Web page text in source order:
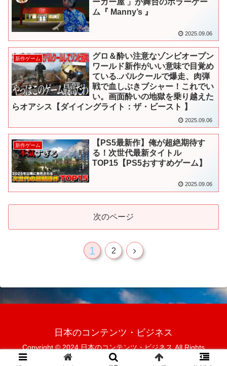
ム『 Manny’s 』
2025.09.06
新作ゲーム
グロ＆酔い注意なゾンビオープン
ワールド新作がいい意味で目覚め
ている..パルクールで爆走、肉弾
戦で血しぶきブシャー！これでい
い。画面酔いの地獄を乗り越えた
らオアシス【ダイイングライト：ザ・ビースト 】
2025.09.06
新作ゲーム
【PS5最新作】俺が超絶期待す
る！次世代最新タイトル
TOP15【PS5おすすめゲーム】
2025.09.06
次のページ
1 2
次
日本のコンテンツ・ビジネス
Copyright © 2024 日本のコンテンツ・ビジネス All Rights
Reserved.